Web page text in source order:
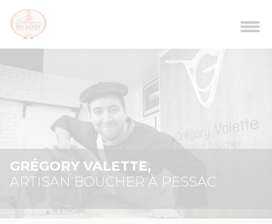
GRÉGORY VALETTE,
ARTISAN BOUCHER À PESSAC